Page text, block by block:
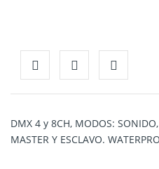
DMX 4 y 8CH, MODOS:
MASTER Y ESCLAVO.